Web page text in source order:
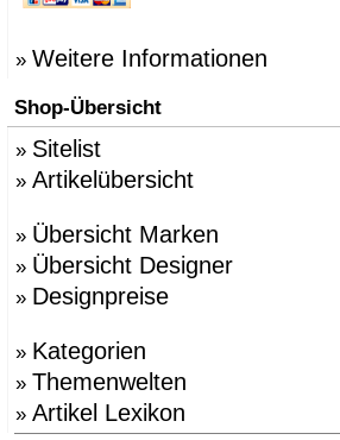
» Weitere Informationen
Shop-Übersicht
» Sitelist
» Artikelübersicht
» Übersicht Marken
» Übersicht Designer
» Designpreise
» Kategorien
» Themenwelten
» Artikel Lexikon